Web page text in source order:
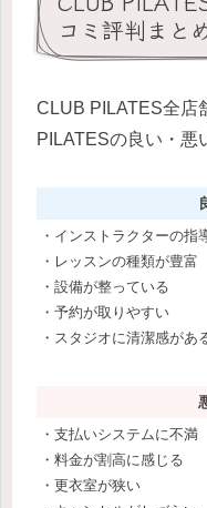
コミ評判まと
CLUB PILATES全店
PILATESの良い・悪
・インストラクターの指
・レッスンの種類が豊富
・設備が整っている
・予約が取りやすい
・スタジオに清潔感があ
・支払いシステムに不満
・料金が割高に感じる
・更衣室が狭い